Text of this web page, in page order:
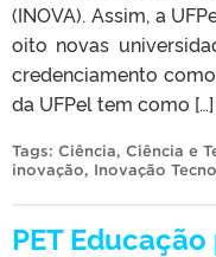
(INOVA). Assim, a
oito novas
credenciamento
da UFPel tem como […]
Tags: Ciência, Ciência e
inovação, Inovação
PET